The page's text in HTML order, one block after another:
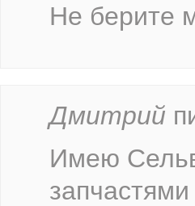
Не берите
Дмитрий
Имею